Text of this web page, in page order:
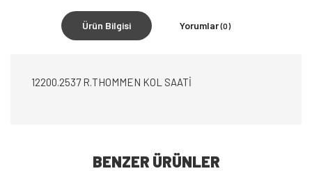
Ürün Bilgisi Yorumlar(0)
12200.2537 R.THOMMEN KOL SAATİ
BENZER ÜRÜNLER